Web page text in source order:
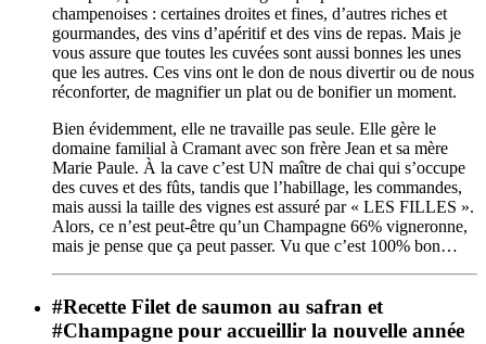
champenoises : certaines droites et fines, d’autres riches et
gourmandes, des vins d’apéritif et des vins de repas. Mais je
vous assure que toutes les cuvées sont aussi bonnes les unes
que les autres. Ces vins ont le don de nous divertir ou de nous
réconforter, de magnifier un plat ou de bonifier un moment.
Bien évidemment, elle ne travaille pas seule. Elle gère le
domaine familial à Cramant avec son frère Jean et sa mère
Marie Paule. À la cave c’est UN maître de chai qui s’occupe
des cuves et des fûts, tandis que l’habillage, les commandes,
mais aussi la taille des vignes est assuré par « LES FILLES ».
Alors, ce n’est peut-être qu’un Champagne 66% vigneronne,
mais je pense que ça peut passer. Vu que c’est 100% bon…
#Recette Filet de saumon au safran et
#Champagne pour accueillir la nouvelle année